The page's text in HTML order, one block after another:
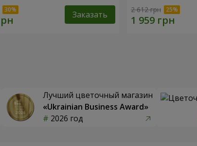
Заказать 2 612 грн
Лучший цветочный магазин
«Ukrainian Business Award»
2026 год